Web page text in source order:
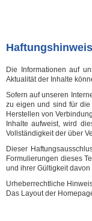
Die Informationen auf
Aktualität der Inhalte
Sofern auf unseren
zu eigen und sind für die
Herstellen von
Inhalte aufweist, wird
Vollständigkeit der über
Dieser
Formulierungen dieses
und ihrer Gültigkeit davon
Urheberrechtliche
Das Layout der